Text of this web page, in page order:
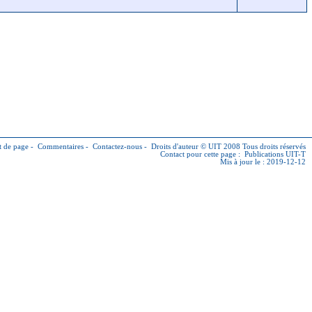
de page - Commentaires - Contactez-nous - Droits d'auteur © UIT 2008 Tous droits réservés
Contact pour cette page : Publications UIT-T
Mis à jour le : 2019-12-12